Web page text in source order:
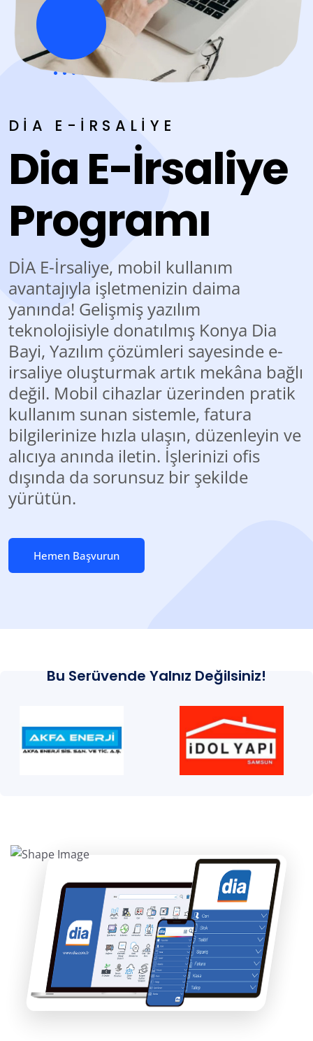
DIA E-IRSALIYE
Dia E-İrsaliye
Programı
DİA E-İrsaliye, mobil kullanım
avantajıyla işletmenizin daima
yanında! Gelişmiş yazılım
teknolojisiyle donatılmış Konya Dia
Bayi, Yazılım çözümleri sayesinde e-
irsaliye oluşturmak artık mekâna bağlı
değil. Mobil cihazlar üzerinden pratik
kullanım sunan sistemle, fatura
bilgilerinize hızla ulaşın, düzenleyin ve
alıcıya anında iletin. İşlerinizi ofis
dışında da sorunsuz bir şekilde
yürütün.
Hemen Başvurun
Bu Serüvende Yalnız Değilsiniz!